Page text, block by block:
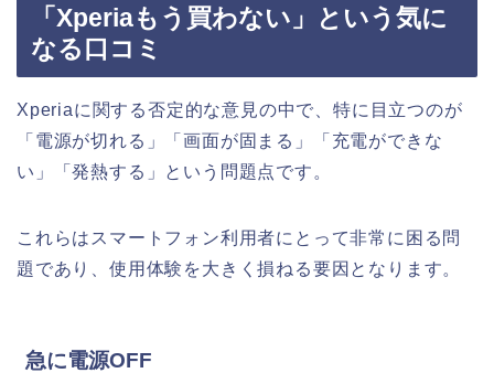
「Xperiaもう買わない」という気に
なる口コミ
Xperiaに関する否定的な意見の中で、特に目立つのが
「電源が切れる」「画面が固まる」「充電ができな
い」「発熱する」という問題点です。
これらはスマートフォン利用者にとって非常に困る問
題であり、使用体験を大きく損ねる要因となります。
急に電源OFF